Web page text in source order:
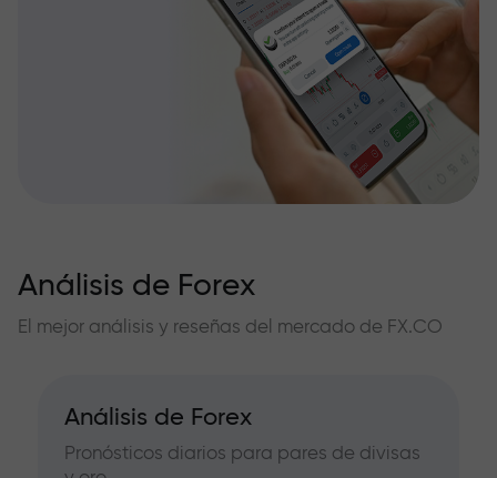
Análisis de Forex
El mejor análisis y reseñas del mercado de FX.CO
Análisis de Forex
Pronósticos diarios para pares de divisas